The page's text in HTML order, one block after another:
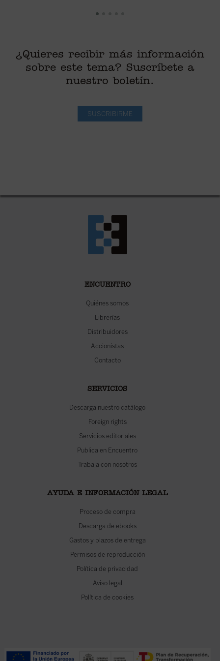
¿Quieres recibir más información
sobre este tema? Suscríbete a
nuestro boletín.
SUSCRIBIRME
ENCUENTRO
Quiénes somos
Librerías
Distribuidores
Accionistas
Contacto
SERVICIOS
Descarga nuestro catálogo
Foreign rights
Servicios editoriales
Publica en Encuentro
Trabaja con nosotros
AYUDA E INFORMACIÓN LEGAL
Proceso de compra
Descarga de ebooks
Gastos y plazos de entrega
Permisos de reproducción
Política de privacidad
Aviso legal
Política de cookies